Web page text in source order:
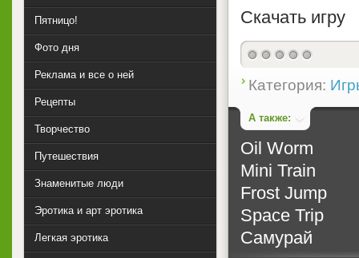
Скачать игру
Категория:
А также:
Oil Worm
Mini Train
Frost Jump
Space Trip
Самурай
Пятницо!
Фото дня
Реклама и все о ней
Рецепты
Творчество
Путешествия
Знаменитые люди
Эротика и арт эротика
Легкая эротика